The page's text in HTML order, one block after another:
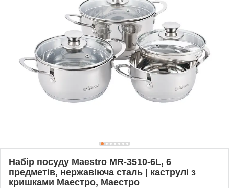
Набір посуду Maestro MR-3510-6L, 6
предметів, нержавіюча сталь | каструлі з
кришками Маестро, Маестро